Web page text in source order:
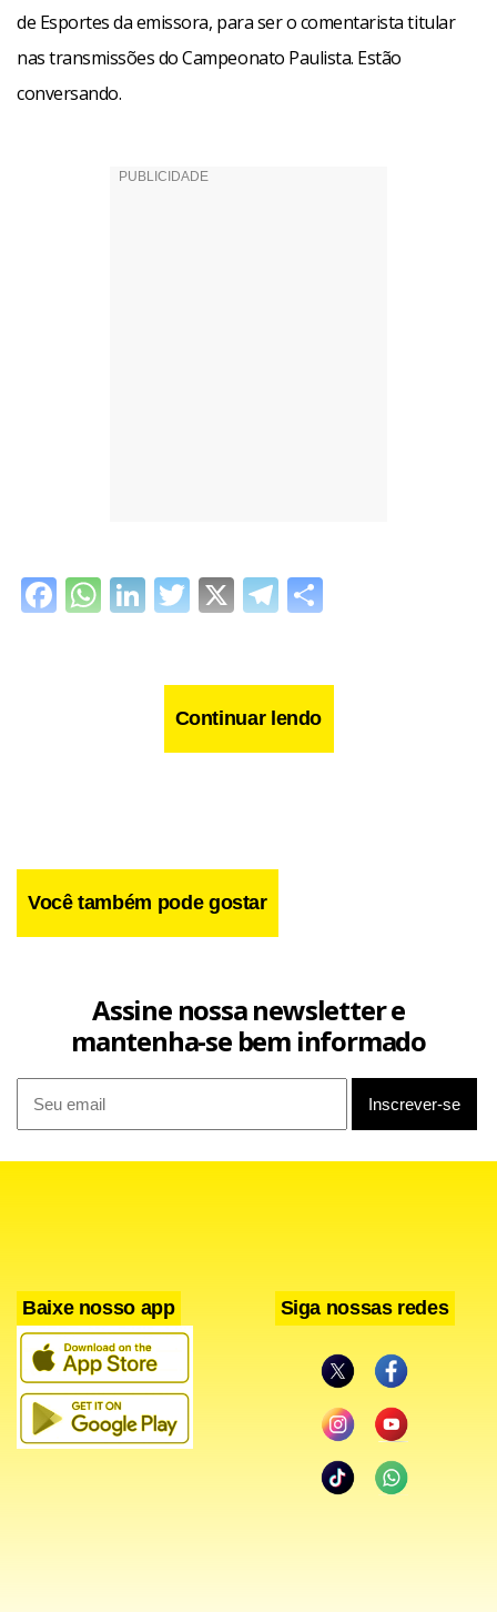
de Esportes da emissora, para ser o comentarista titular
nas transmissões do Campeonato Paulista. Estão
conversando.
Facebook
WhatsApp
LinkedIn
Twitter
X Telegram
Continuar lendo
Você também pode gostar
Assine nossa newsletter e
mantenha-se bem informado
Baixe nosso app Siga nossas redes